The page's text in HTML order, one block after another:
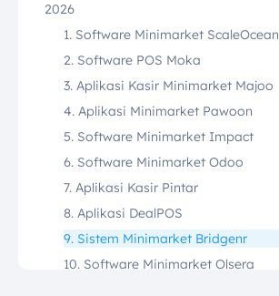
2026
1. Software Minimarket ScaleOcean
2. Software POS Moka
3. Aplikasi Kasir Minimarket Majoo
4. Aplikasi Minimarket Pawoon
5. Software Minimarket Impact
6. Software Minimarket Odoo
7. Aplikasi Kasir Pintar
8. Aplikasi DealPOS
9. Sistem Minimarket Bridgenr
10. Software Minimarket Olsera